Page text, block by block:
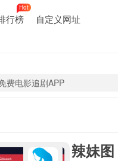
行榜
Hot
自定义网址
费电影追剧APP
辣妹图